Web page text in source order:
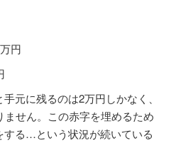
円
元に残るのは2万円しかなく、
せん。この赤字を埋めるため
する…という状況が続いている